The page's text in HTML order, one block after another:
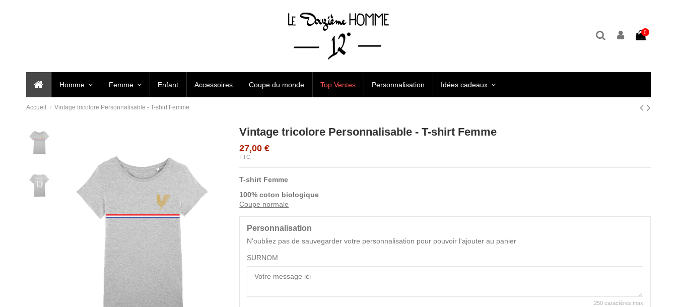
0
Homme Femme Enfant Accessoires Coupe du monde Top Ventes Personnalisation Idées cadeaux
Accueil Vintage tricolore Personnalisable - T-shirt Femme
Vintage tricolore Personnalisable - T-shirt Femme
27,00 €
TTC
T-shirt Femme
100% coton biologique
Coupe normale
Personnalisation
N'oubliez pas de sauvegarder votre personnalisation pour pouvoir l'ajouter au panier
SURNOM
250 caractères max